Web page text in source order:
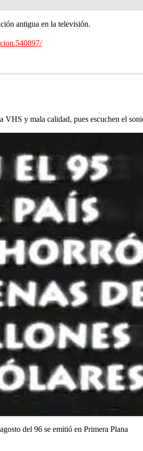
antigua en la televisión.
VHS y mala calidad, pues escuchen el
del 96 se emitió en Primera Plana